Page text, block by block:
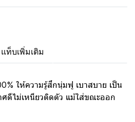
แท็บเพิ่มเติม
ให้ความรู้สึกนุ่มฟู เบาสบาย เป็น
ศดีไม่เหนียวติดตัว แม้ใส่ขณะออก